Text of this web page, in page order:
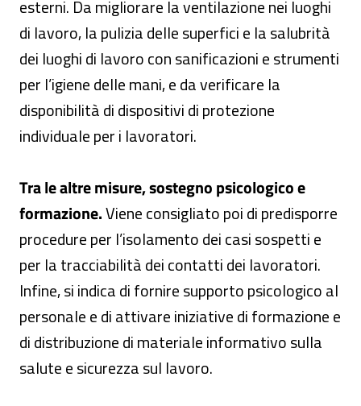
esterni. Da migliorare la ventilazione nei luoghi
di lavoro, la pulizia delle superfici e la salubrità
dei luoghi di lavoro con sanificazioni e strumenti
per l’igiene delle mani, e da verificare la
disponibilità di dispositivi di protezione
individuale per i lavoratori.
Tra le altre misure, sostegno psicologico e
formazione.Viene consigliato poi di predisporre
procedure per l’isolamento dei casi sospetti e
per la tracciabilità dei contatti dei lavoratori.
Infine, si indica di fornire supporto psicologico al
personale e di attivare iniziative di formazione e
di distribuzione di materiale informativo sulla
salute e sicurezza sul lavoro.